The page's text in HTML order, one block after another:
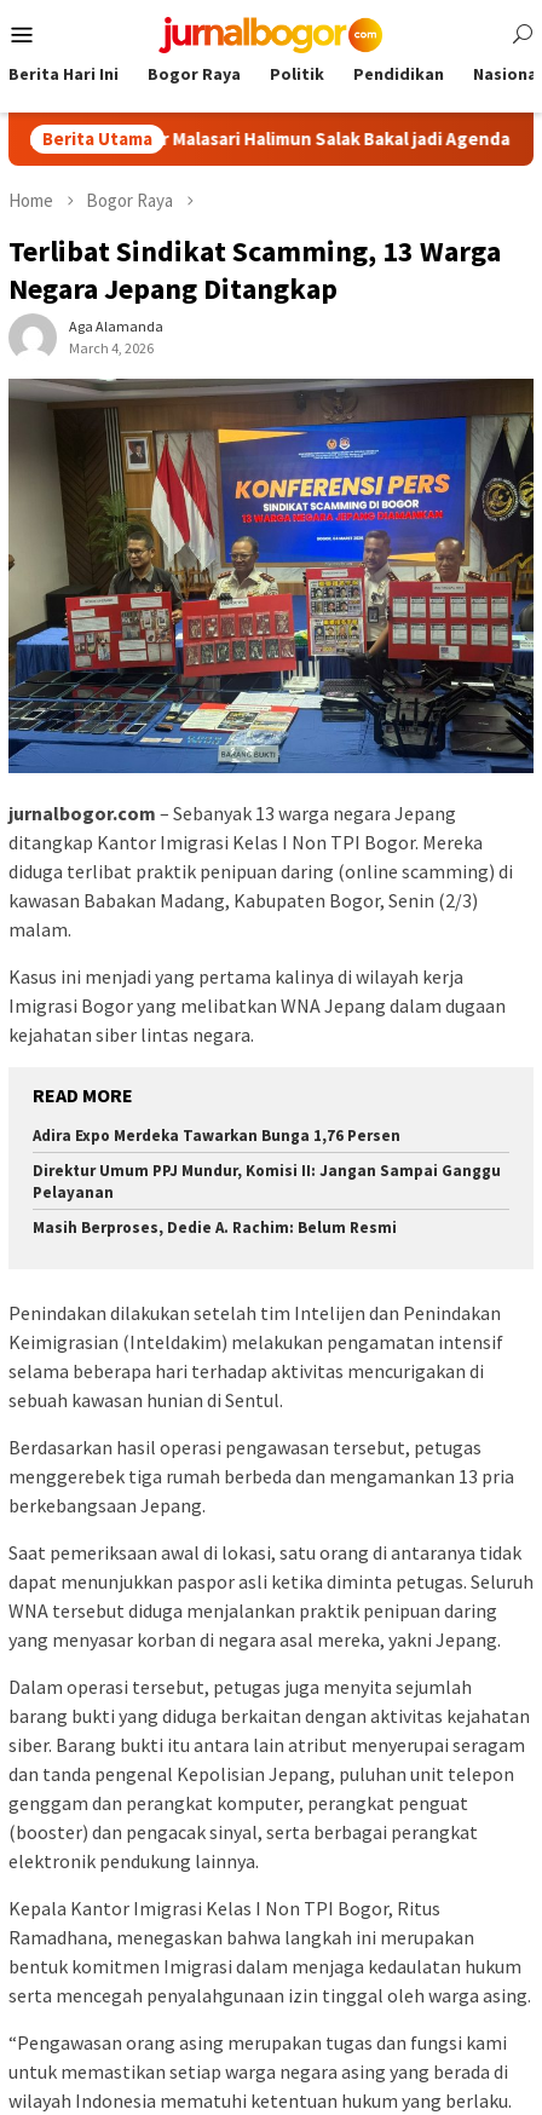
to
Menu
Berita Hari Ini Bogor Raya Politik Pendidikan Nasional
Berita Utama
Malasari Halimun Salak Bakal jadi Agenda Tahunan
Home Bogor Raya
Terlibat Sindikat Scamming, 13 Warga
Negara Jepang Ditangkap
Aga Alamanda
March 4, 2026
jurnalbogor.com – Sebanyak 13 warga negara Jepang
ditangkap Kantor Imigrasi Kelas I Non TPI Bogor. Mereka
diduga terlibat praktik penipuan daring (online scamming) di
kawasan Babakan Madang, Kabupaten Bogor, Senin (2/3)
malam.
Kasus ini menjadi yang pertama kalinya di wilayah kerja
Imigrasi Bogor yang melibatkan WNA Jepang dalam dugaan
kejahatan siber lintas negara.
READ MORE
Adira Expo Merdeka Tawarkan Bunga 1,76 Persen
Direktur Umum PPJ Mundur, Komisi II: Jangan Sampai Ganggu
Pelayanan
Masih Berproses, Dedie A. Rachim: Belum Resmi
Penindakan dilakukan setelah tim Intelijen dan Penindakan
Keimigrasian (Inteldakim) melakukan pengamatan intensif
selama beberapa hari terhadap aktivitas mencurigakan di
sebuah kawasan hunian di Sentul.
Berdasarkan hasil operasi pengawasan tersebut, petugas
menggerebek tiga rumah berbeda dan mengamankan 13 pria
berkebangsaan Jepang.
Saat pemeriksaan awal di lokasi, satu orang di antaranya tidak
dapat menunjukkan paspor asli ketika diminta petugas. Seluruh
WNA tersebut diduga menjalankan praktik penipuan daring
yang menyasar korban di negara asal mereka, yakni Jepang.
Dalam operasi tersebut, petugas juga menyita sejumlah
barang bukti yang diduga berkaitan dengan aktivitas kejahatan
siber. Barang bukti itu antara lain atribut menyerupai seragam
dan tanda pengenal Kepolisian Jepang, puluhan unit telepon
genggam dan perangkat komputer, perangkat penguat
(booster) dan pengacak sinyal, serta berbagai perangkat
elektronik pendukung lainnya.
Kepala Kantor Imigrasi Kelas I Non TPI Bogor, Ritus
Ramadhana, menegaskan bahwa langkah ini merupakan
bentuk komitmen Imigrasi dalam menjaga kedaulatan hukum
serta mencegah penyalahgunaan izin tinggal oleh warga asing.
“Pengawasan orang asing merupakan tugas dan fungsi kami
untuk memastikan setiap warga negara asing yang berada di
wilayah Indonesia mematuhi ketentuan hukum yang berlaku.